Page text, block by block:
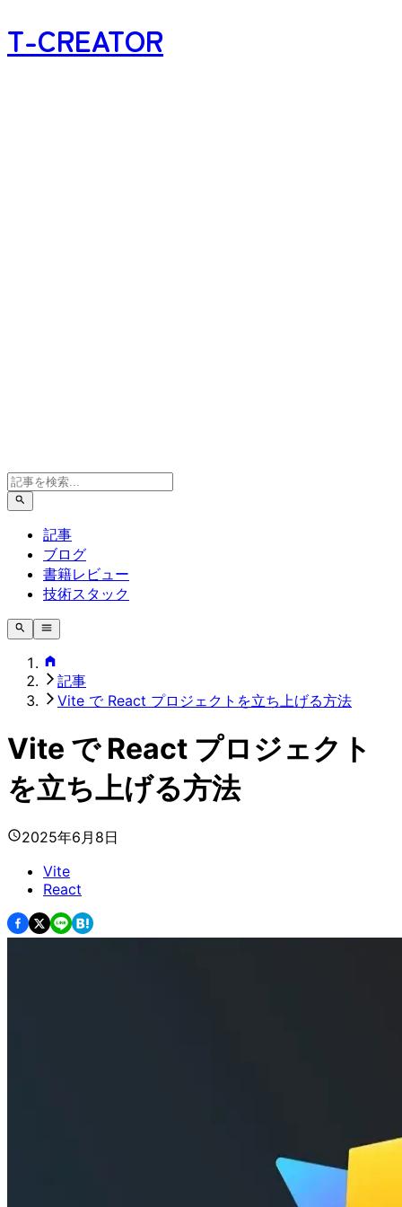
T-CREATOR
記事
ブログ
書籍レビュー
技術スタック
記事
Vite で React プロジェクトを立ち上げる方法
Vite で React プロジェクト
を立ち上げる方法
2025年6月8日
Vite
React